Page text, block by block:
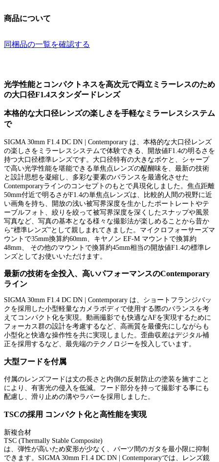
商品について
同梱品の一覧を確認する
光学性能とコンパクトネスを高次元で両立ミラーレスのため
の大口径F1.4スタンダードレンズ
本格的な大口径レンズの楽しさを手軽なミラーレスシステム
で
SIGMA 30mm F1.4 DC DN | Contemporary は、本格的な大口径レンズ
の楽しさをミラーレスシステムで体験できる、開放値F1.4の明るさを
持つ大口径標準レンズです。大口径特有の大きなボケと、シャープ
で高い光学性能を堪能できる単焦点レンズの醍醐味を、最新の技術
と設計思想を凝縮し、多彩な要素のバランスを最適化させた
Contemporaryラインのコンセプトのもとで具現化しました。焦点距離
50mm付近で明るさがF1.4の単焦点レンズは、比較的人間の視野に近
い画角を持ち、開放の浅い被写界深度を生かしたポートレートやテ
ーブルフォト、絞りを絞って被写界深度を深くしたスナップや風景
写真など、写真の基本となる様々な撮影法が楽しめることから昔か
ら“標準レンズ”として親しまれてきました。マイクロフォーサーズマ
ウントで35mm換算約60mm、キヤノン EF-M マウントで換算約
48mm、 その他のマウントで換算約45mm相当の開放値F1.4の標準レ
ンズとしてお使いいただけます。
最新の技術を全投入、高いパフォーマンスのContemporary
ライン
SIGMA 30mm F1.4 DC DN | Contemporary は、ショートフランジバッ
クを採用した小型軽量なカメラボディで使用する際のバランスを考
えてコンパクト化を実現。動画撮影でも快適なAFを実現するために
フォーカス群の設計を考慮するなど、高画質を最優先にしながらも
小型化と快適な操作性を共に実現しました。歪曲収差はデジタル補
正を採用するなど、最先端のテクノロジーを投入しています。
大型フードを付属
付属のレンズフードは丈の長さと内側の反射防止の塗装を施すこと
により、有害光の侵入を低減。フード部分を持って撮影する事にも
配慮し、滑り止めの溝やラバーを採用しました。
TSCの採用 コンパクト化と高性能を実現
新複合材
TSC (Thermally Stable Composite)
は、弾性が高いため変形が少なく、パーツ間のガタを最小限に抑制
できます。SIGMA 30mm F1.4 DC DN | Contemporaryでは、レンズ鏡